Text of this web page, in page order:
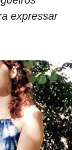
expressar